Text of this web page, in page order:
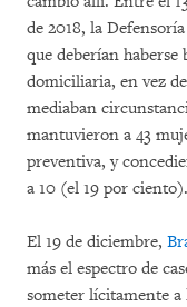
de 2018, la
que deberían
domiciliaria, en vez
mediaban
mantuvieron a 43
preventiva, y
a 10 (el 19 por ciento).
El 19 de diciembre,
más el espectro de
someter lícitamente a